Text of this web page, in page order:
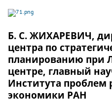
Б. С. ЖИХАРЕВИЧ,
центра по
планированию при
центре, главный
Института проблем
экономики РАН